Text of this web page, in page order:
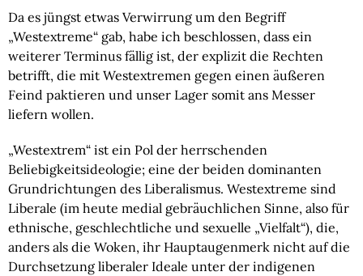
Da es jüngst etwas Verwirrung um den Begriff
„Westextreme“ gab, habe ich beschlossen, dass ein
weiterer Terminus fällig ist, der explizit die Rechten
betrifft, die mit Westextremen gegen einen äußeren
Feind paktieren und unser Lager somit ans Messer
liefern wollen.
„Westextrem“ ist ein Pol der herrschenden
Beliebigkeitsideologie; eine der beiden dominanten
Grundrichtungen des Liberalismus. Westextreme sind
Liberale (im heute medial gebräuchlichen Sinne, also für
ethnische, geschlechtliche und sexuelle „Vielfalt“), die,
anders als die Woken, ihr Hauptaugenmerk nicht auf die
Durchsetzung liberaler Ideale unter der indigenen